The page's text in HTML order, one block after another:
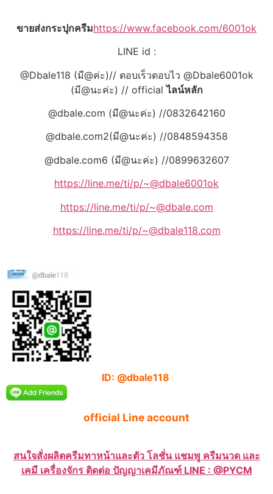
ขายส่งกระปุกครีมhttps://www.facebook.com/6001ok
LINE id :
@Dbale118 (มี@ค่ะ)// ตอบเร็วตอบไว @Dbale6001ok
(มี@นะค่ะ) // officialไลน์หลัก
@dbale.com (มี@นะค่ะ) //0832642160
@dbale.com2(มี@นะค่ะ) //0848594358
@dbale.com6 (มี@นะค่ะ) //0899632607
https://line.me/ti/p/~@dbale6001ok
https://line.me/ti/p/~@dbale.com
https://line.me/ti/p/~@dbale118.com
ID: @dbale118
official Line account
สนใจสั่งผลิตครีมทาหน้าและตัว โลชั่น แชมพู ครีมนวด และ
เคมี เครื่องจักร ติดต่อ ปัญญาเคมีภัณฑ์ LINE : @PYCM